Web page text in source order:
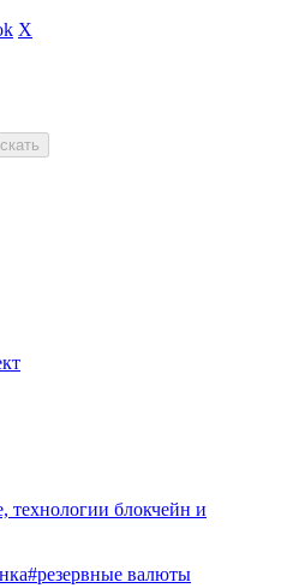
X
технологии блокчейн и
#резервные валюты